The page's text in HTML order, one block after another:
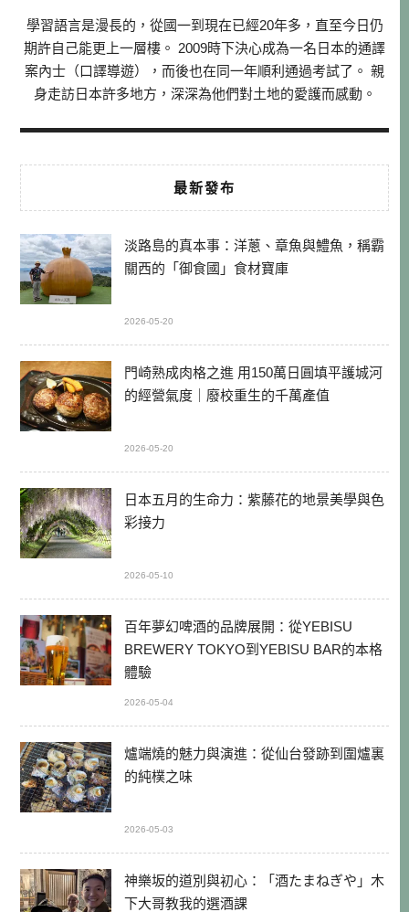
學習語言是漫長的，從國一到現在已經20年多，直至今日仍
期許自己能更上一層樓。 2009時下決心成為一名日本的通譯
案內士（口譯導遊），而後也在同一年順利通過考試了。 親
身走訪日本許多地方，深深為他們對土地的愛護而感動。
最新發布
淡路島的真本事：洋蔥、章魚與鱧魚，稱霸
關西的「御食國」食材寶庫
2026-05-20
門崎熟成肉格之進 用150萬日圓填平護城河
的經營氣度｜廢校重生的千萬產值
2026-05-20
日本五月的生命力：紫藤花的地景美學與色
彩接力
2026-05-10
百年夢幻啤酒的品牌展開：從YEBISU
BREWERY TOKYO到YEBISU BAR的本格
體驗
2026-05-04
爐端燒的魅力與演進：從仙台發跡到圍爐裏
的純樸之味
2026-05-03
神樂坂的道別與初心：「酒たまねぎや」木
下大哥教我的選酒課